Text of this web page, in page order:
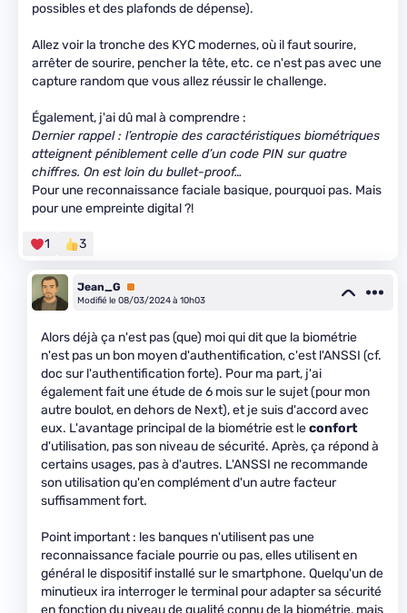
possibles et des plafonds de dépense).
Allez voir la tronche des KYC modernes, où il faut sourire,
arrêter de sourire, pencher la tête, etc. ce n'est pas avec une
capture random que vous allez réussir le challenge.
Également, j'ai dû mal à comprendre :
Dernier rappel : l’entropie des caractéristiques biométriques
atteignent péniblement celle d’un code PIN sur quatre
chiffres. On est loin du bullet-proof…
Pour une reconnaissance faciale basique, pourquoi pas. Mais
pour une empreinte digital ?!
1 3
Jean_G
Premium
Modifié le 08/03/2024 à 10h03
Alors déjà ça n'est pas (que) moi qui dit que la biométrie
n'est pas un bon moyen d'authentification, c'est l'ANSSI (cf.
doc sur l'authentification forte). Pour ma part, j'ai
également fait une étude de 6 mois sur le sujet (pour mon
autre boulot, en dehors de Next), et je suis d'accord avec
eux. L'avantage principal de la biométrie est leconfort
d'utilisation, pas son niveau de sécurité. Après, ça répond à
certains usages, pas à d'autres. L'ANSSI ne recommande
son utilisation qu'en complément d'un autre facteur
suffisamment fort.
Point important : les banques n'utilisent pas une
reconnaissance faciale pourrie ou pas, elles utilisent en
général le dispositif installé sur le smartphone. Quelqu'un de
minutieux ira interroger le terminal pour adapter sa sécurité